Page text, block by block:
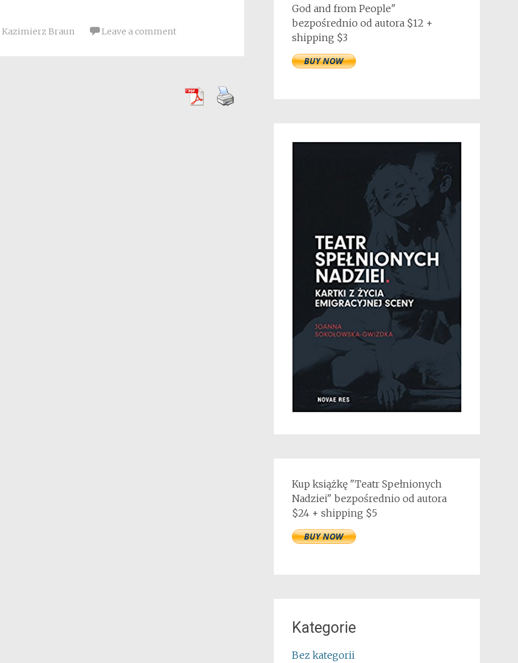
Kazimierz Braun Leave a comment
God and from People"
bezpośrednio od autora $12 +
shipping $3
Kup książkę "Teatr Spełnionych
Nadziei" bezpośrednio od autora
$24 + shipping $5
Kategorie
Bez kategorii